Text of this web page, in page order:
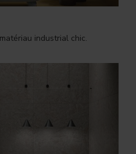
industrial chic.